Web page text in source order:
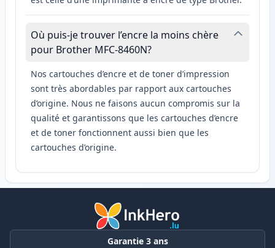
Où puis-je trouver l’encre la moins chère
pour Brother MFC-8460N?
Nos cartouches d’encre et de toner d’impression
sont très abordables par rapport aux cartouches
d’origine. Nous ne faisons aucun compromis sur la
qualité et garantissons que les cartouches d’encre
et de toner fonctionnent aussi bien que les
cartouches d’origine.
Garantie 3 ans